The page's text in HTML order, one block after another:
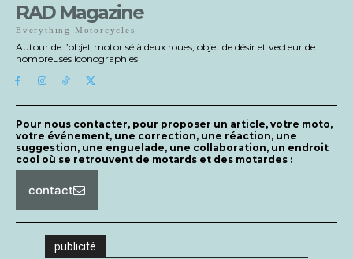
RAD Magazine
Everything Motorcycles
Autour de l’objet motorisé à deux roues, objet de désir et vecteur de
nombreuses iconographies
Pour nous contacter, pour proposer un article, votre moto,
votre événement, une correction, une réaction, une
suggestion, une enguelade, une collaboration, un endroit
cool où se retrouvent de motards et des motardes :
contact
publicité